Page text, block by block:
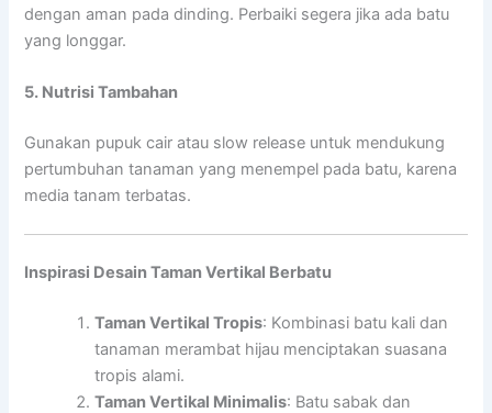
dengan aman pada dinding. Perbaiki segera jika ada batu
yang longgar.
5. Nutrisi Tambahan
Gunakan pupuk cair atau slow release untuk mendukung
pertumbuhan tanaman yang menempel pada batu, karena
media tanam terbatas.
Inspirasi Desain Taman Vertikal Berbatu
Taman Vertikal Tropis: Kombinasi batu kali dan
tanaman merambat hijau menciptakan suasana
tropis alami.
Taman Vertikal Minimalis: Batu sabak dan